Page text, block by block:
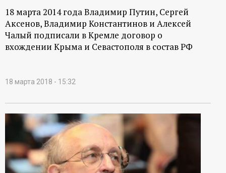
18 марта 2014 года Владимир Путин, Сергей
Аксенов, Владимир Константинов и Алексей
Чалый подписали в Кремле договор о
вхождении Крыма и Севастополя в состав РФ
18 марта 2018 - 15:32